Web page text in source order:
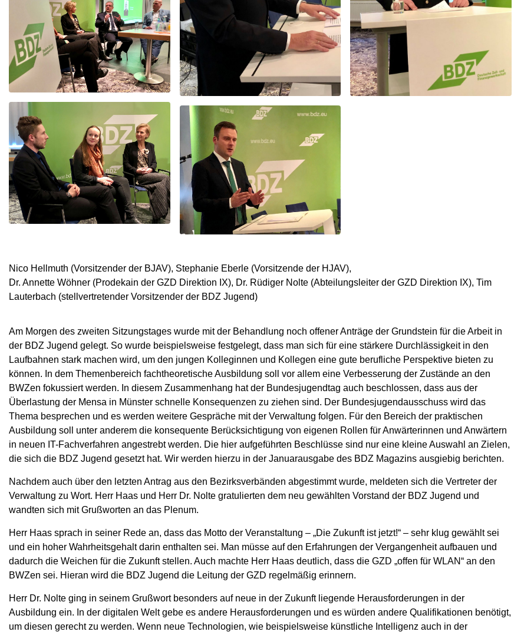
Nico Hellmuth (Vorsitzender der BJAV), Stephanie Eberle (Vorsitzende der HJAV),
Dr. Annette Wöhner (Prodekain der GZD Direktion IX), Dr. Rüdiger Nolte (Abteilungsleiter der GZD Direktion IX), Tim
Lauterbach (stellvertretender Vorsitzender der BDZ Jugend)
Am Morgen des zweiten Sitzungstages wurde mit der Behandlung noch offener Anträge der Grundstein für die Arbeit in
der BDZ Jugend gelegt. So wurde beispielsweise festgelegt, dass man sich für eine stärkere Durchlässigkeit in den
Laufbahnen stark machen wird, um den jungen Kolleginnen und Kollegen eine gute berufliche Perspektive bieten zu
können. In dem Themenbereich fachtheoretische Ausbildung soll vor allem eine Verbesserung der Zustände an den
BWZen fokussiert werden. In diesem Zusammenhang hat der Bundesjugendtag auch beschlossen, dass aus der
Überlastung der Mensa in Münster schnelle Konsequenzen zu ziehen sind. Der Bundesjugendausschuss wird das
Thema besprechen und es werden weitere Gespräche mit der Verwaltung folgen. Für den Bereich der praktischen
Ausbildung soll unter anderem die konsequente Berücksichtigung von eigenen Rollen für Anwärterinnen und Anwärtern
in neuen IT-Fachverfahren angestrebt werden. Die hier aufgeführten Beschlüsse sind nur eine kleine Auswahl an Zielen,
die sich die BDZ Jugend gesetzt hat. Wir werden hierzu in der Januarausgabe des BDZ Magazins ausgiebig berichten.
Nachdem auch über den letzten Antrag aus den Bezirksverbänden abgestimmt wurde, meldeten sich die Vertreter der
Verwaltung zu Wort. Herr Haas und Herr Dr. Nolte gratulierten dem neu gewählten Vorstand der BDZ Jugend und
wandten sich mit Grußworten an das Plenum.
Herr Haas sprach in seiner Rede an, dass das Motto der Veranstaltung – „Die Zukunft ist jetzt!“ – sehr klug gewählt sei
und ein hoher Wahrheitsgehalt darin enthalten sei. Man müsse auf den Erfahrungen der Vergangenheit aufbauen und
dadurch die Weichen für die Zukunft stellen. Auch machte Herr Haas deutlich, dass die GZD „offen für WLAN“ an den
BWZen sei. Hieran wird die BDZ Jugend die Leitung der GZD regelmäßig erinnern.
Herr Dr. Nolte ging in seinem Grußwort besonders auf neue in der Zukunft liegende Herausforderungen in der
Ausbildung ein. In der digitalen Welt gebe es andere Herausforderungen und es würden andere Qualifikationen benötigt,
um diesen gerecht zu werden. Wenn neue Technologien, wie beispielsweise künstliche Intelligenz auch in der